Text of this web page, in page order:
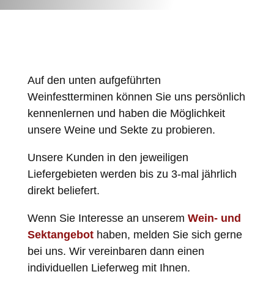
Auf den unten aufgeführten
Weinfestterminen können Sie uns persönlich
kennenlernen und haben die Möglichkeit
unsere Weine und Sekte zu probieren.
Unsere Kunden in den jeweiligen
Liefergebieten werden bis zu 3-mal jährlich
direkt beliefert.
Wenn Sie Interesse an unserem Wein- und
Sektangebothaben, melden Sie sich gerne
bei uns. Wir vereinbaren dann einen
individuellen Lieferweg mit Ihnen.